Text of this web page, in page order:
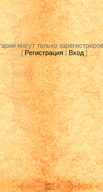
могут только
[Регистрация|Вход]